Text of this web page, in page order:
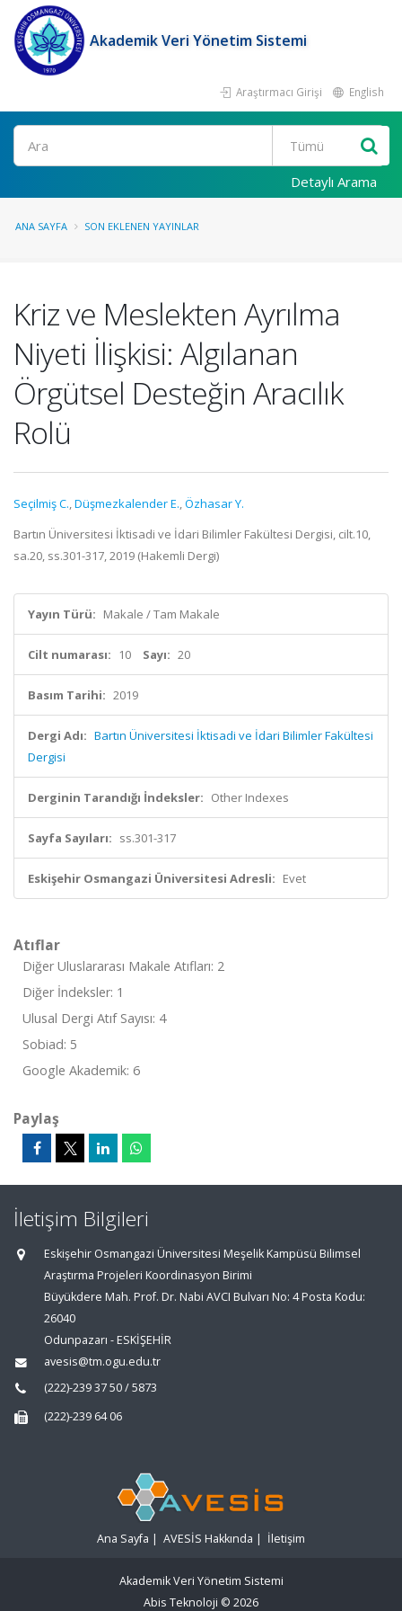
Akademik Veri Yönetim Sistemi
Araştırmacı Girişi English
Ara
Detaylı Arama
ANA SAYFA SON EKLENEN YAYINLAR
Kriz ve Meslekten Ayrılma
Niyeti İlişkisi: Algılanan
Örgütsel Desteğin Aracılık
Rolü
Seçilmiş C.,Düşmezkalender E.,Özhasar Y.
Bartın Üniversitesi İktisadi ve İdari Bilimler Fakültesi Dergisi, cilt.10,
sa.20, ss.301-317, 2019 (Hakemli Dergi)
Yayın Türü: Makale / Tam Makale
Cilt numarası: 10 Sayı: 20
Basım Tarihi: 2019
Dergi Adı: Bartın Üniversitesi İktisadi ve İdari Bilimler Fakültesi
Dergisi
Derginin Tarandığı İndeksler: Other Indexes
Sayfa Sayıları: ss.301-317
Eskişehir Osmangazi Üniversitesi Adresli: Evet
Atıflar
Diğer Uluslararası Makale Atıfları: 2
Diğer İndeksler: 1
Ulusal Dergi Atıf Sayısı: 4
Sobiad: 5
Google Akademik: 6
Paylaş
İletişim Bilgileri
Eskişehir Osmangazi Üniversitesi Meşelik Kampüsü Bilimsel
Araştırma Projeleri Koordinasyon Birimi
Büyükdere Mah. Prof. Dr. Nabi AVCI Bulvarı No: 4 Posta Kodu:
26040
Odunpazarı - ESKİŞEHİR
avesis@tm.ogu.edu.tr
(222)-239 37 50 / 5873
(222)-239 64 06
Ana Sayfa | AVESİS Hakkında | İletişim
Akademik Veri Yönetim Sistemi
Abis Teknoloji © 2026